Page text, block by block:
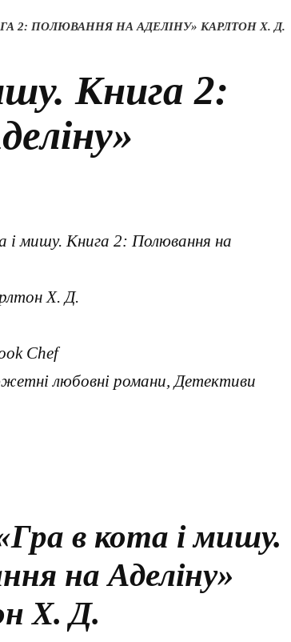
2: ПОЛЮВАННЯ НА АДЕЛІНУ» КАРЛТОН Х. Д.
Книга 2:
і мишу. Книга 2: Полювання на
Х. Д.
Chef
любовні романи, Детективи
в кота і мишу.
на Аделіну»
Х. Д.